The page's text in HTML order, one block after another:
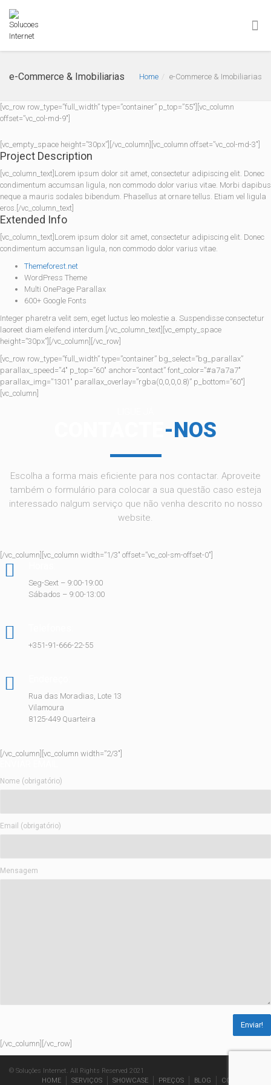
e-Commerce & Imobiliarias Home e-Commerce & Imobiliarias
[vc_row row_type=”full_width” type=”container” p_top=”55″][vc_column
offset=”vc_col-md-9″]
[vc_empty_space height=”30px”][/vc_column][vc_column offset=”vc_col-md-3″]
Project Description
[vc_column_text]Lorem ipsum dolor sit amet, consectetur adipiscing elit. Donec
condimentum accumsan ligula, non commodo dolor varius vitae. Morbi dapibus
neque a mauris sodales bibendum. Phasellus at ornare tellus. Etiam vel ligula
eros.[/vc_column_text]
Extended Info
[vc_column_text]Lorem ipsum dolor sit amet, consectetur adipiscing elit. Donec
condimentum accumsan ligula, non commodo dolor varius vitae.
Themeforest.net
WordPress Theme
Multi OnePage Parallax
600+ Google Fonts
Integer pharetra velit sem, eget luctus leo molestie a. Suspendisse consectetur
laoreet diam eleifend interdum.[/vc_column_text][vc_empty_space
height=”30px”][/vc_column][/vc_row]
[vc_row row_type=”full_width” type=”container” bg_select=”bg_parallax”
parallax_speed=”4″ p_top=”60″ anchor=”contact” font_color=”#a7a7a7″
parallax_img=”1301″ parallax_overlay=”rgba(0,0,0,0.8)” p_bottom=”60″]
[vc_column]
-NOS
Escolha a forma mais eficiente para nos contactar. Aproveite
também o formulário para colocar a sua questão caso esteja
interessado nalgum serviço que não venha descrito no nosso
website.
[/vc_column][vc_column width=”1/3″ offset=”vc_col-sm-offset-0″]
Seg-Sext – 9:00-19:00
Sábados – 9:00-13:00
+351-91-666-22-55
Rua das Moradias, Lote 13
Vilamoura
8125-449 Quarteira
[/vc_column][vc_column width=”2/3″]
Nome (obrigatório)
Email (obrigatório)
Mensagem
[/vc_column][/vc_row]
© Soluções Internet. All Rights Reserved 2021
HOME
SERVIÇOS SHOWCASE PREÇOS BLOG CONTACTOS